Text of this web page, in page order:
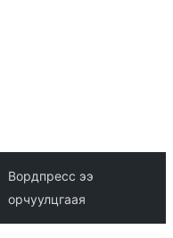
Вордпресс ээ
орчуулцгаая